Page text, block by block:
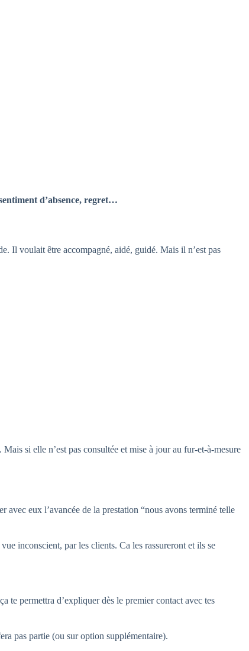
d’absence, regret…
Il voulait être accompagné, aidé, guidé. Mais il n’est pas
si elle n’est pas consultée et mise à jour au fur-et-à-mesure
eux l’avancée de la prestation “nous avons terminé telle
inconscient, par les clients. Ca les rassureront et ils se
te permettra d’expliquer dès le premier contact avec tes
pas partie (ou sur option supplémentaire).